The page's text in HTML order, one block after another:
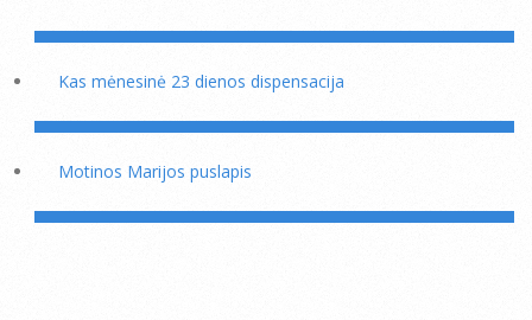
Kas mėnesinė 23 dienos dispensacija
Motinos Marijos puslapis